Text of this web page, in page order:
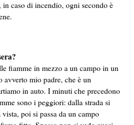
caso di incendio, ogni secondo è
fiamme in mezzo a un campo in un
mio padre, che è un
in auto. I minuti che precedono
sono i peggiori: dalla strada si
poi si passa da un campo